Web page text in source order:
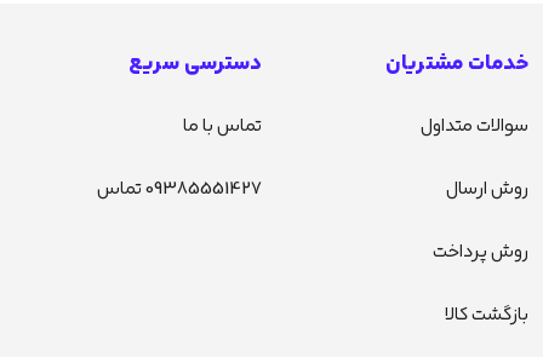
خدمات مشتریان
سوالات متداول
روش ارسال
روش پرداخت
بازگشت کالا
دسترسی سریع
تماس با ما
09385551427 تماس